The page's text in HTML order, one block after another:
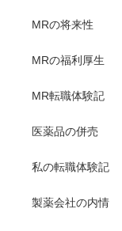
MRの将来性
MRの福利厚生
MR転職体験記
医薬品の併売
私の転職体験記
製薬会社の内情